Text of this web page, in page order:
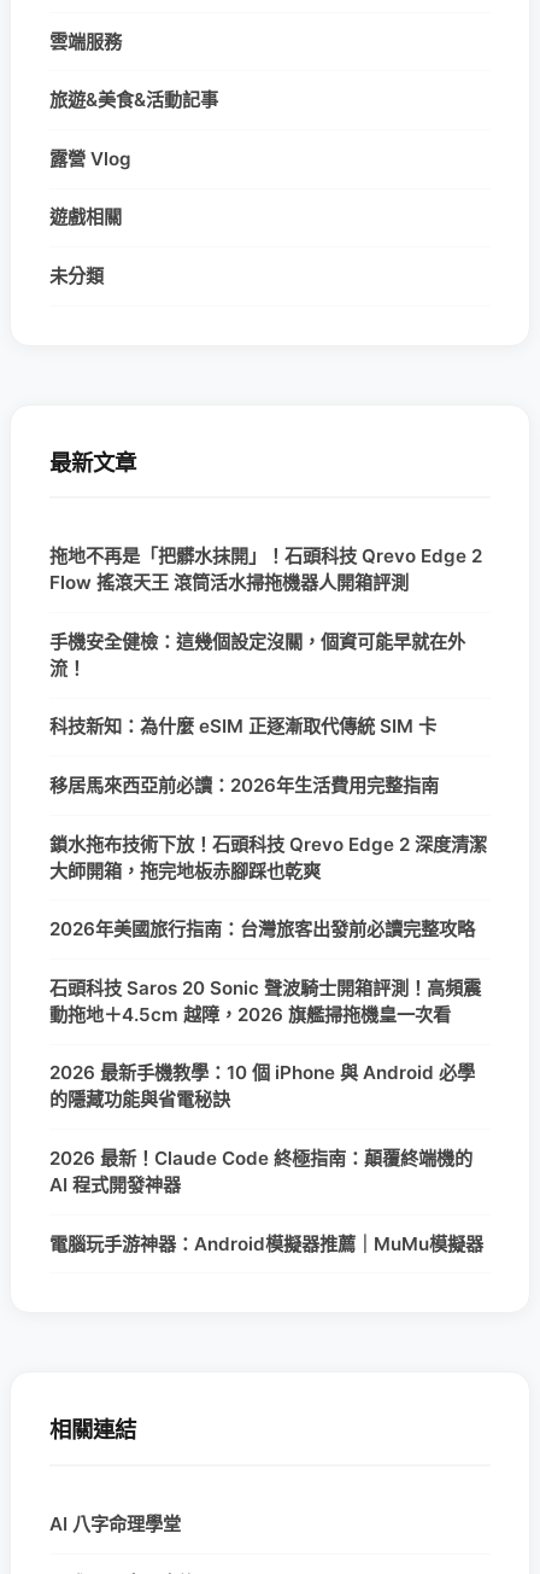
雲端服務
旅遊&美食&活動記事
露營 Vlog
遊戲相關
未分類
最新文章
拖地不再是「把髒水抹開」！石頭科技 Qrevo Edge 2
Flow 搖滾天王 滾筒活水掃拖機器人開箱評測
手機安全健檢：這幾個設定沒關，個資可能早就在外
流！
科技新知：為什麼 eSIM 正逐漸取代傳統 SIM 卡
移居馬來西亞前必讀：2026年生活費用完整指南
鎖水拖布技術下放！石頭科技 Qrevo Edge 2 深度清潔
大師開箱，拖完地板赤腳踩也乾爽
2026年美國旅行指南：台灣旅客出發前必讀完整攻略
石頭科技 Saros 20 Sonic 聲波騎士開箱評測！高頻震
動拖地＋4.5cm 越障，2026 旗艦掃拖機皇一次看
2026 最新手機教學：10 個 iPhone 與 Android 必學
的隱藏功能與省電秘訣
2026 最新！Claude Code 終極指南：顛覆終端機的
AI 程式開發神器
電腦玩手游神器：Android模擬器推薦｜MuMu模擬器
相關連結
AI 八字命理學堂